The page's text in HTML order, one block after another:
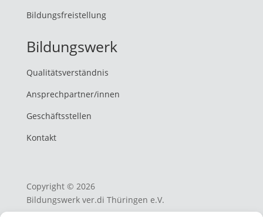
Bildungsfreistellung
Bildungswerk
Qualitätsverständnis
Ansprechpartner/innen
Geschäftsstellen
Kontakt
Copyright © 2026
Bildungswerk ver.di Thüringen e.V.